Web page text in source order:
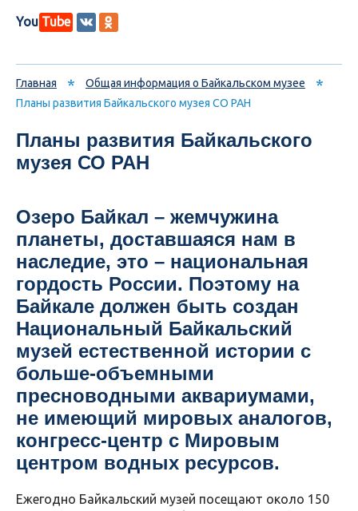
You Tube
Главная * Общая информация о Байкальском музее *
Планы развития Байкальского музея СО РАН
Планы развития Байкальского
музея СО РАН
Озеро Байкал – жемчужина
планеты, доставшаяся нам в
наследие, это – национальная
гордость России. Поэтому на
Байкале должен быть создан
Национальный Байкальский
музей естественной истории с
больше-объемными
пресноводными аквариумами,
не имеющий мировых аналогов,
конгресс-центр с Мировым
центром водных ресурсов.
Ежегодно Байкальский музей посещают около 150